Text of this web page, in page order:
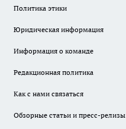
Политика этики
Юридическая информация
Информация о команде
Редакционная политика
Как с нами связаться
Обзорные статьи и пресс-релизы